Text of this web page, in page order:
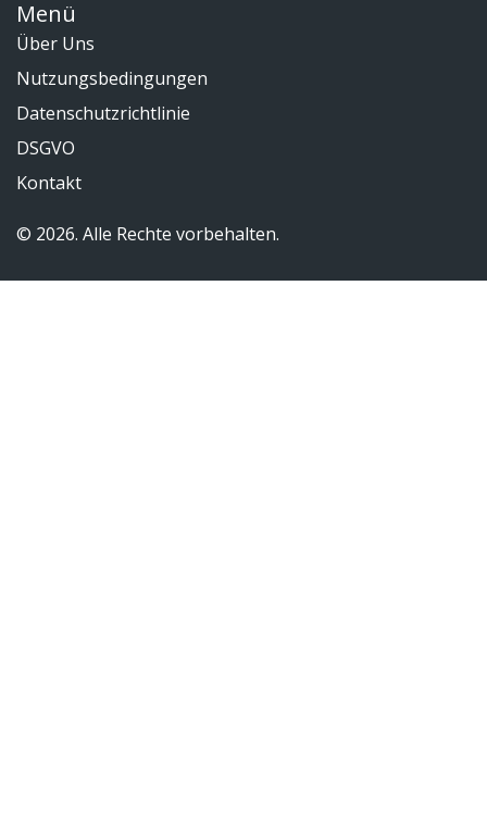
Menü
Über Uns
Nutzungsbedingungen
Datenschutzrichtlinie
DSGVO
Kontakt
© 2026. Alle Rechte vorbehalten.